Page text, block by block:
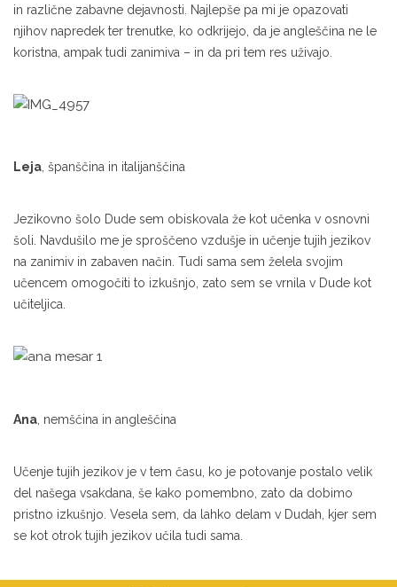
in različne zabavne dejavnosti. Najlepše pa mi je opazovati
njihov napredek ter trenutke, ko odkrijejo, da je angleščina ne le
koristna, ampak tudi zanimiva – in da pri tem res uživajo.
Leja, španščina in italijanščina
Jezikovno šolo Dude sem obiskovala že kot učenka v osnovni
šoli. Navdušilo me je sproščeno vzdušje in učenje tujih jezikov
na zanimiv in zabaven način. Tudi sama sem želela svojim
učencem omogočiti to izkušnjo, zato sem se vrnila v Dude kot
učiteljica.
Ana , nemščina in angleščina
Učenje tujih jezikov je v tem času, ko je potovanje postalo velik
del našega vsakdana, še kako pomembno, zato da dobimo
pristno izkušnjo. Vesela sem, da lahko delam v Dudah, kjer sem
se kot otrok tujih jezikov učila tudi sama.